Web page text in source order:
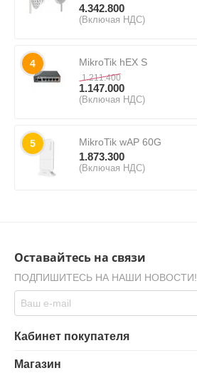
4.342.800
(Включая НДС)
4 MikroTik hEX S
1.211.400
1.147.000
(Включая НДС)
5 MikroTik wAP 60G
1.873.300
(Включая НДС)
Оставайтесь на связи
ПОДПИШИТЕСЬ НА НАШИ НОВОСТИ!
Кабинет покупателя
Магазин